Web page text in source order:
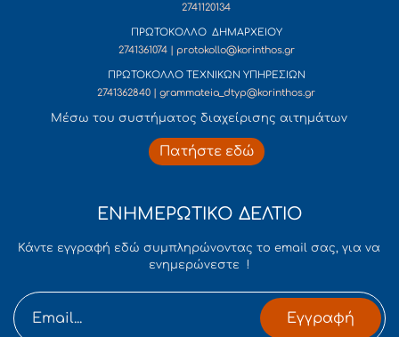
2741120134
ΠΡΩΤΟΚΟΛΛΟ ΔΗΜΑΡΧΕΙΟΥ
2741361074 | protokollo@korinthos.gr
ΠΡΩΤΟΚΟΛΛΟ ΤΕΧΝΙΚΩΝ ΥΠΗΡΕΣΙΩΝ
2741362840 | grammateia_dtyp@korinthos.gr
Mέσω του συστήματος διαχείρισης αιτημάτων
Πατήστε εδώ
ΕΝΗΜΕΡΩΤΙΚΟ ΔΕΛΤΙΟ
Κάντε εγγραφή εδώ συμπληρώνοντας το email σας, για να
ενημερώνεστε !
Εγγραφή